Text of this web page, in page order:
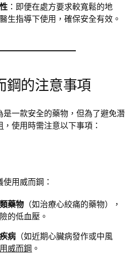
：即便在處方要求較寬鬆的地
生指導下使用，確保安全有效。
鋼的注意事項
是一款安全的藥物，但為了避免潛
，使用時需注意以下事項：
用威而鋼：
藥物 （如治療心絞痛的藥物），
的低血壓。
病 （如近期心臟病發作或中風
威而鋼 。